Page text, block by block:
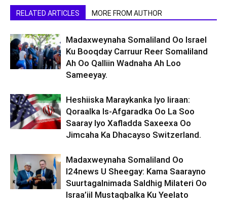
RELATED ARTICLES MORE FROM AUTHOR
Madaxweynaha Somaliland Oo Israel
Ku Booqday Carruur Reer Somaliland
Ah Oo Qalliin Wadnaha Ah Loo
Sameeyay.
Heshiiska Maraykanka Iyo Iiraan:
Qoraalka Is-Afgaradka Oo La Soo
Saaray Iyo Xafladda Saxeexa Oo
Jimcaha Ka Dhacayso Switzerland.
Madaxweynaha Somaliland Oo
I24news U Sheegay: Kama Saarayno
Suurtagalnimada Saldhig Milateri Oo
Israa’iil Mustaqbalka Ku Yeelato